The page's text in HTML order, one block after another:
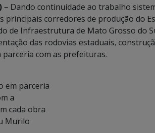
– Dando continuidade ao trabalho
principais corredores de produção do
de Infraestrutura de Mato Grosso do
das rodovias estaduais,
com as prefeituras.
em parceria
a
cada obra
Murilo